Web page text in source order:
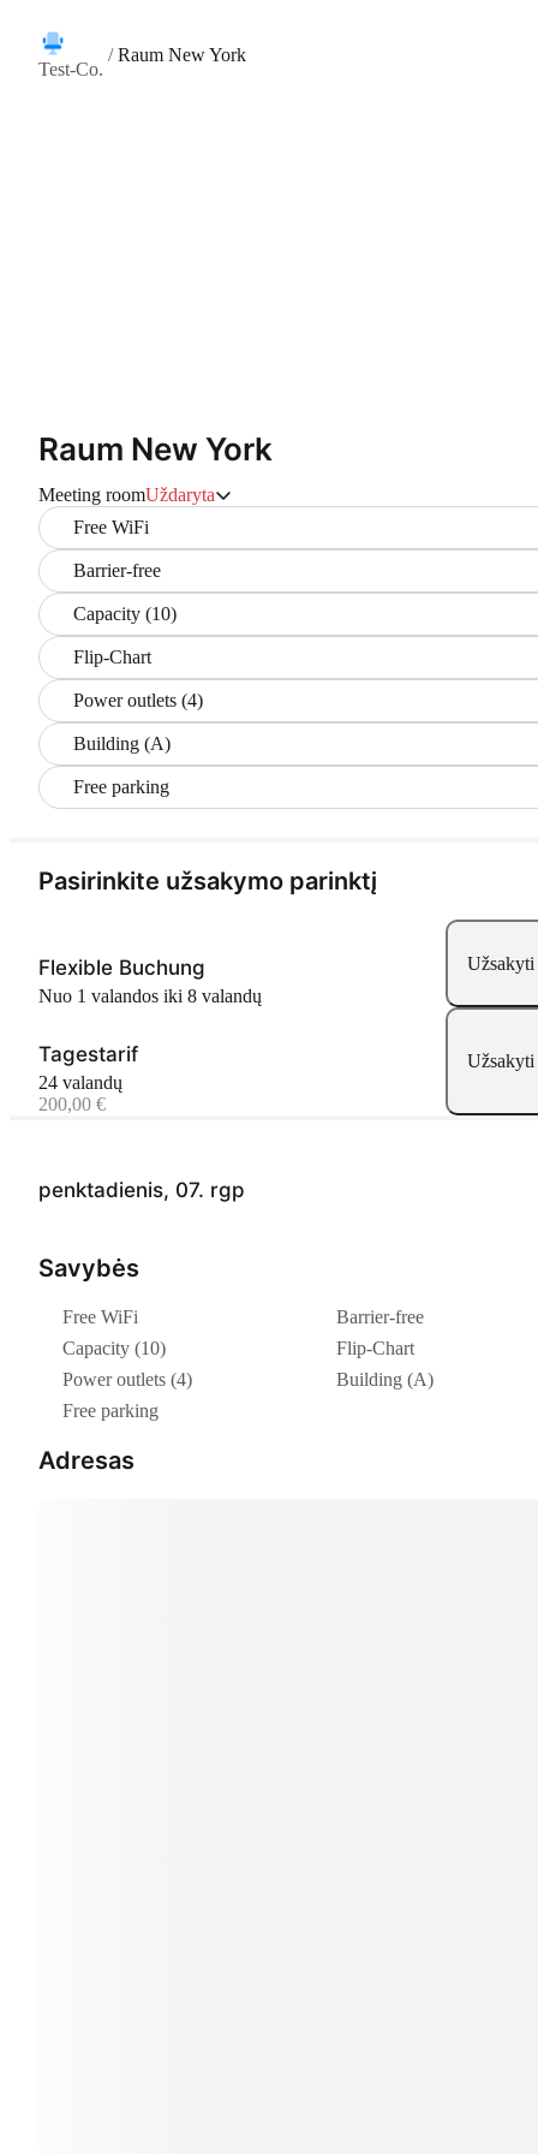
Test-Co.
/Raum New York
Raum New York
Meeting roomUždaryta
Free WiFi
Barrier-free
Capacity (10)
Flip-Chart
Power outlets (4)
Building (A)
Free parking
penktadienis, 07. rgp
Savybės
Free WiFi
Barrier-free
Capacity (10)
Flip-Chart
Power outlets (4)
Building (A)
Free parking
Adresas
Pasirinkite užsakymo parinktį
Flexible Buchung
Nuo 1 valandos iki 8 valandų
Užsakyti
Tagestarif
24 valandų
200,00 €
Užsakyti